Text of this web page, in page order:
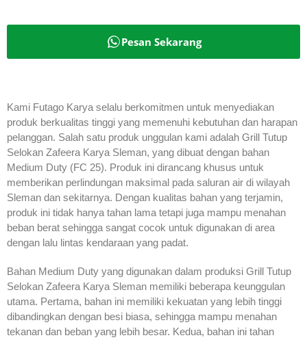
Pesan Sekarang
Kami Futago Karya selalu berkomitmen untuk menyediakan
produk berkualitas tinggi yang memenuhi kebutuhan dan harapan
pelanggan. Salah satu produk unggulan kami adalah Grill Tutup
Selokan Zafeera Karya Sleman, yang dibuat dengan bahan
Medium Duty (FC 25). Produk ini dirancang khusus untuk
memberikan perlindungan maksimal pada saluran air di wilayah
Sleman dan sekitarnya. Dengan kualitas bahan yang terjamin,
produk ini tidak hanya tahan lama tetapi juga mampu menahan
beban berat sehingga sangat cocok untuk digunakan di area
dengan lalu lintas kendaraan yang padat.
Bahan Medium Duty yang digunakan dalam produksi Grill Tutup
Selokan Zafeera Karya Sleman memiliki beberapa keunggulan
utama. Pertama, bahan ini memiliki kekuatan yang lebih tinggi
dibandingkan dengan besi biasa, sehingga mampu menahan
tekanan dan beban yang lebih besar. Kedua, bahan ini tahan